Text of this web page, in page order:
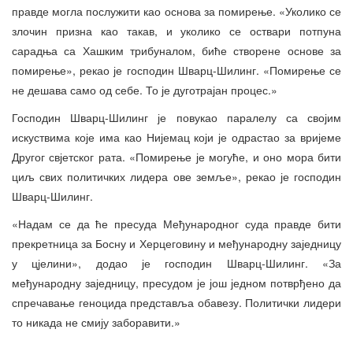
правде могла послужити као основа за помирење. «Уколико се
злочин призна као такав, и уколико се оствари потпуна
сарадња са Хашким трибуналом, биће створене основе за
помирење», рекао је господин Шварц-Шилинг. «Помирење се
не дешава само од себе. То је дуготрајан процес.»
Господин Шварц-Шилинг је повукао паралелу са својим
искуствима које има као Нијемац који је одрастао за вријеме
Другог свјетског рата. «Помирење је могуће, и оно мора бити
циљ свих политичких лидера ове земље», рекао је господин
Шварц-Шилинг.
«Надам се да ће пресуда Међународног суда правде бити
прекретница за Босну и Херцеговину и међународну заједницу
у цјелини», додао је господин Шварц-Шилинг. «За
међународну заједницу, пресудом је још једном потврђено да
спречавање геноцида представља обавезу. Политички лидери
то никада не смију заборавити.»